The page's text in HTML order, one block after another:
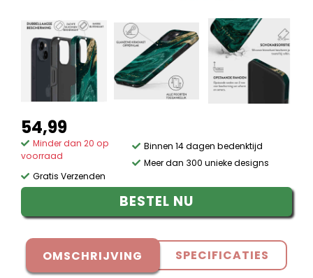
54,99
Minder dan 20 op
voorraad
Gratis Verzenden
Binnen 14 dagen bedenktijd
Meer dan 300 unieke designs
BESTEL NU
OMSCHRIJVING SPECIFICATIES